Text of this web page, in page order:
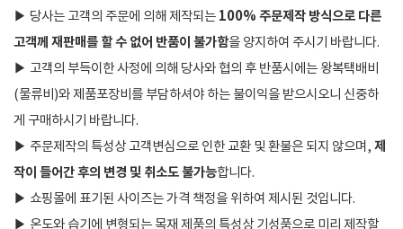
▶ 당사는 고객의 주문에 의해 제작되는 100% 주문제작 방식으로 다른
고객께 재판매를 할 수 없어 반품이 불가함을 양지하여 주시기 바랍니다.
▶ 고객의 부득이한 사정에 의해 당사와 협의 후 반품시에는 왕복택배비
(물류비)와 제품포장비를 부담하셔야 하는 불이익을 받으시오니 신중하
게 구매하시기 바랍니다.
▶ 주문제작의 특성상 고객변심으로 인한 교환 및 환불은 되지 않으며, 제
작이 들어간 후의 변경 및 취소도 불가능합니다.
▶ 쇼핑몰에 표기된 사이즈는 가격 책정을 위하여 제시된 것입니다.
▶ 온도와 습기에 변형되는 목재 제품의 특성상 기성품으로 미리 제작할